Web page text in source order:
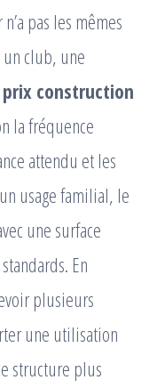
pas les mêmes
club, une
prix construction
la fréquence
attendu et les
usage familial, le
une surface
En
plusieurs
une utilisation
structure plus